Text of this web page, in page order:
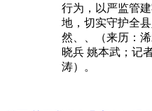
行为，以严监管
地，切实守护全
然、、（来历：
晓兵 姚本武；记
涛）。